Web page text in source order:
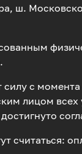
ш.
с
лицом
считаться: